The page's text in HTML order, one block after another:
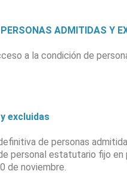
ADMITIDAS Y
a la condición de
excluidas
de personas
personal estatutario fijo
de noviembre.